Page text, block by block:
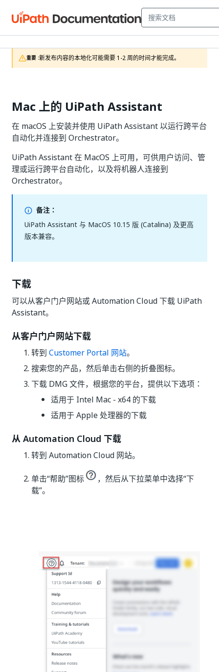
重要 :新发布内容的本地化可能需要 1-2 周的时间才能完成。
Mac 上的 UiPath Assistant
在 macOS 上安装并使用 UiPath Assistant 以运行跨平台
自动化并连接到 Orchestrator。
UiPath Assistant 在 MacOS 上可用，可供用户访问、管
理或运行跨平台自动化，以及将机器人连接到
Orchestrator。
备注：
UiPath Assistant 与 MacOS 10.15 版 (Catalina) 及更高
版本兼容。
下载
可以从客户门户网站或 Automation Cloud 下载 UiPath
Assistant。
从客户门户网站下载
转到 Customer Portal 网站。
搜索您的产品，然后单击右侧的折叠图标。
下载 DMG 文件，根据您的平台，提供以下选项：
适用于 Intel Mac - x64 的下载
适用于 Apple 处理器的下载
从 Automation Cloud 下载
转到 Automation Cloud 网站。
单击“帮助”图标
，然后从下拉菜单中选择“下
载”。